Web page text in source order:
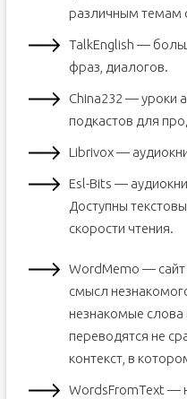
различным темам
TalkEnglish —
фраз, диалогов.
China232 — уроки
подкастов для
Librivox —
Esl-Bits —
Доступны
скорости чтения.
WordMemo — сайт
смысл
незнакомые слова
переводятся не
контекст, в
WordsFromText —